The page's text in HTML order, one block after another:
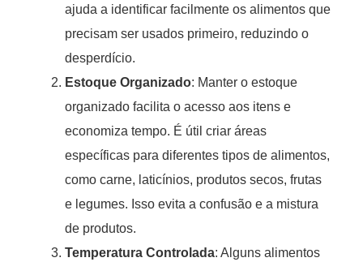
ajuda a identificar facilmente os alimentos que
precisam ser usados primeiro, reduzindo o
desperdício.
Estoque Organizado: Manter o estoque
organizado facilita o acesso aos itens e
economiza tempo. É útil criar áreas
específicas para diferentes tipos de alimentos,
como carne, laticínios, produtos secos, frutas
e legumes. Isso evita a confusão e a mistura
de produtos.
Temperatura Controlada: Alguns alimentos